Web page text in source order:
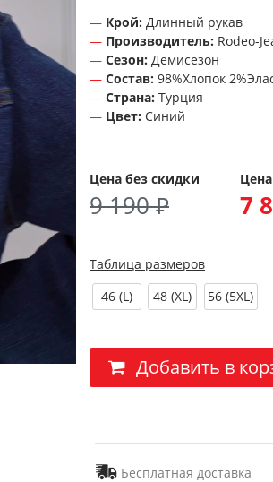
Крой: Длинный рукав
Производитель: Rodeo-
Сезон: Демисезон
Состав: 98%Хлопок
Страна: Турция
Цвет: Синий
Цена без скидки
9 190 ₽ 7
Таблица размеров
46 (L)
48 (XL) 56 (5XL)
Добавить в
Бесплатная доставка